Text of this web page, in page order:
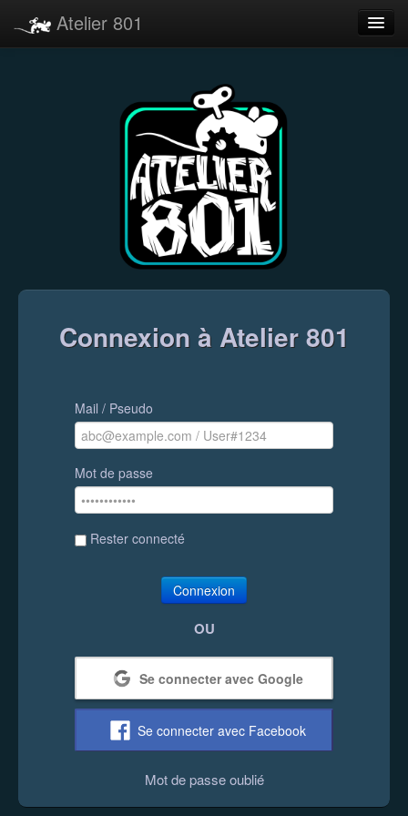
Atelier 801
Connexion à Atelier 801
Mail / Pseudo
Mot de passe
Rester connecté
Connexion
OU
Se connecter avec Google
Se connecter avec Facebook
Mot de passe oublié